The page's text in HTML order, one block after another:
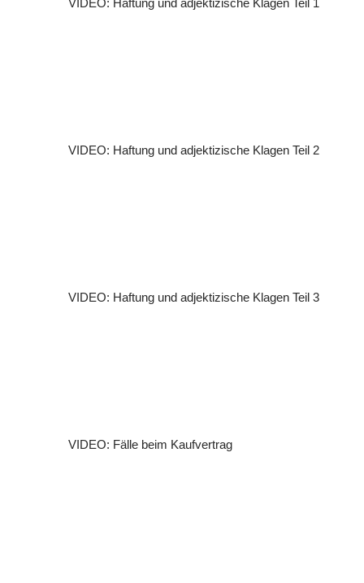
VIDEO: Haftung und adjektizische Klagen Teil 2
VIDEO: Haftung und adjektizische Klagen Teil 3
VIDEO: Fälle beim Kaufvertrag